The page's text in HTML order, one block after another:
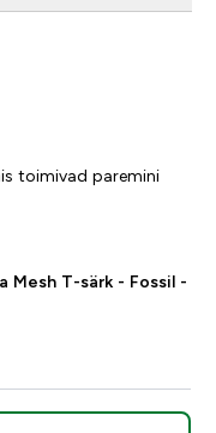
toimivad paremini
Mesh T-särk - Fossil -